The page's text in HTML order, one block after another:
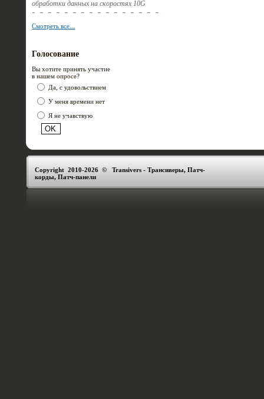
обработки данных на скоростях 10G
Смотреть все...
Голосование
Вы хотите принять участие
в нашем опросе?
Да, с удовольствием
У меня времени нет
Я не учавствую
Copyright 2010-2026 © Transivers - Трансиверы, Патч-
корды, Патч-панели